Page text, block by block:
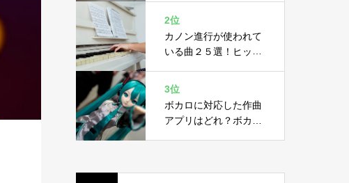
2位
カノン進行が使われて
いる曲２５選！ヒット
3位
ボカロに対応した作曲
アプリはどれ？ボカロ